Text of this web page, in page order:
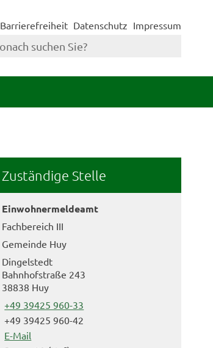
Barrierefreiheit Datenschutz Impressum
Zuständige Stelle
Einwohnermeldeamt
Fachbereich III
Gemeinde Huy
Dingelstedt
Bahnhofstraße 243
38838 Huy
+49 39425 960-33
+49 39425 960-42
E-Mail